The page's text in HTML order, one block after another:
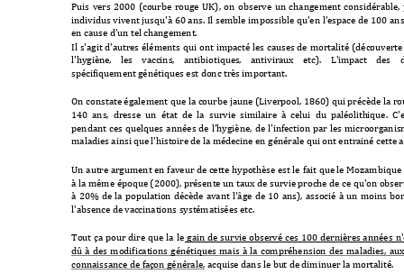
Puis vers 2000 (courbe rouge UK), on observe un changement considérable,
individus vivent jusqu'à 60 ans. Il semble impossible qu'en l'espace de 100 an
en cause d’un tel changement.
Il s'agit d'autres éléments qui ont impacté les causes de mortalité (découverte
l'hygiène,
les vaccins, antibiotiques, antiviraux etc). L'impact des
spécifiquement génétiques est donc très important.
On constate également que la courbe jaune (Liverpool, 1860) qui précède la
140 ans,  dresse un  état de la survie  similaire  à celui du paléolithique.
pendant ces quelques années de l'hygiène, de l'infection par les microorganis
maladies ainsi que l'histoire de la médecine en générale qui ont entrainé cette
Un autre argument en faveur de cette hypothèse est le fait que le
à la même époque (2000), présente un taux de survie proche de ce qu'on
à 20% de la population décède avant l'âge de 10 ans), associé à un moins
l'absence de vaccinations systématisées etc.
Tout ça pour dire que la le gain de survie observé ces 100 dernières années
dû à des modifications génétiques mais à la compréhension des maladies,
connaissance de façon générale, acquise dans le but de diminuer la mortalité.